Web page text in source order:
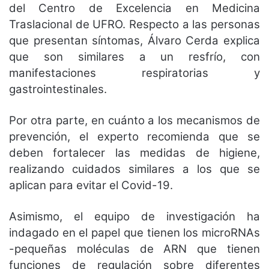
del Centro de Excelencia en Medicina
Traslacional de UFRO. Respecto a las personas
que presentan síntomas, Álvaro Cerda explica
que son similares a un resfrío, con
manifestaciones respiratorias y
gastrointestinales.
Por otra parte, en cuánto a los mecanismos de
prevención, el experto recomienda que se
deben fortalecer las medidas de higiene,
realizando cuidados similares a los que se
aplican para evitar el Covid-19.
Asimismo, el equipo de investigación ha
indagado en el papel que tienen los microRNAs
-pequeñas moléculas de ARN que tienen
funciones de regulación sobre diferentes